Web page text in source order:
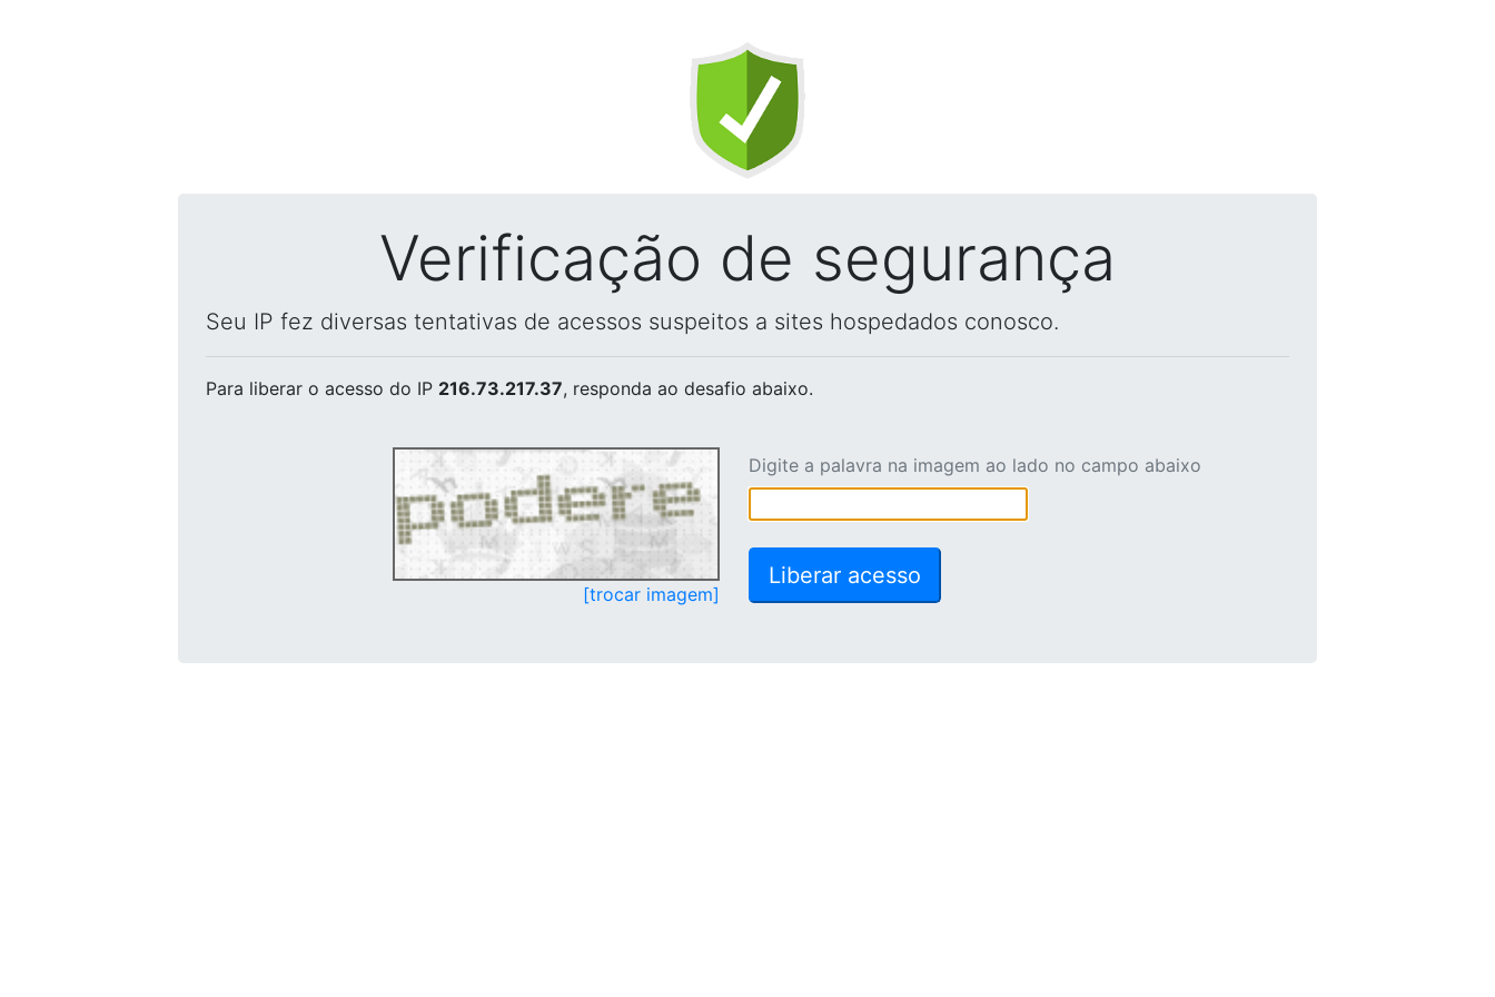
Verificação de segurança
Seu IP fez diversas tentativas de acessos suspeitos a sites hospedados conosco.
Para liberar o acesso do IP 216.73.217.37, responda ao desafio abaixo.
[trocar imagem]
Digite a palavra na imagem ao lado no campo abaixo